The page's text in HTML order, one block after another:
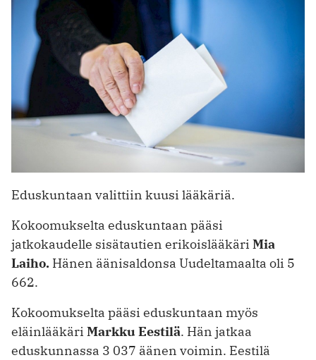
Eduskuntaan valittiin kuusi lääkäriä.
Kokoomukselta eduskuntaan pääsi
jatkokaudelle sisätautien erikoislääkäri Mia
Laiho. Hänen äänisaldonsa Uudeltamaalta oli 5
662.
Kokoomukselta pääsi eduskuntaan myös
eläinlääkäri Markku Eestilä. Hän jatkaa
eduskunnassa 3 037 äänen voimin. Eestilä